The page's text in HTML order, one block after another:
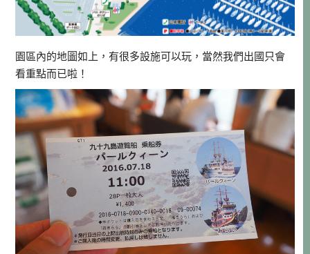
園區內的地圖如上，有很多設施可以玩，當然我們出國只會
看重點而已啦！